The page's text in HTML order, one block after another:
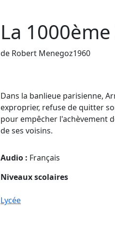
La
de Robert MenegozAnnée de
1960
Dans la banlieue parisienne,
exproprier, refuse de quitter
pour empêcher l'achèvement
de ses voisins.
Audio : Français
Niveaux scolaires
Lycée